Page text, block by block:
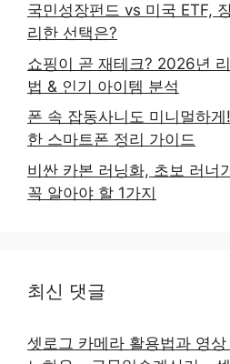
국민성장펀드 vs 미국 ETF,
리한 선택은?
쇼핑이 곧 재테크? 2026년
법 & 인기 아이템 분석
폰 속 잡동사니도 미니멀하
한 스마트폰 정리 가이드
비싼 카본 러닝화, 초보 러너
꼭 알아야 할 1가지
최신 댓글
셋로그 카메라 활용법과 영